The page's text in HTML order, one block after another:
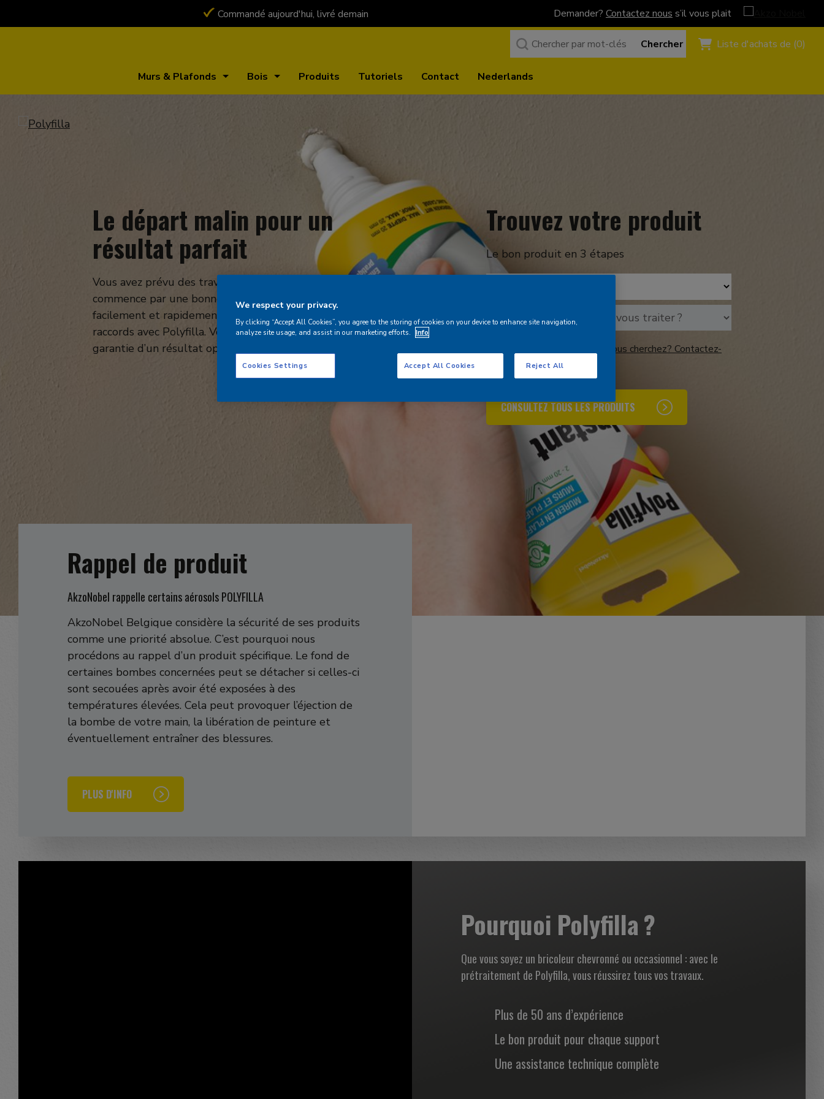
Commandé aujourd'hui, livré demain Payez en toute sécurité
Demander? Contactez nous s’il vous plait
Chercher Liste d'achats de (0)
Murs & Plafonds Bois Produits Tutoriels Contact Nederlands
Le départ malin pour un
résultat parfait
Vous avez prévu des travaux de peinture ? Tout
commence par une bonne préparation ! Éliminez
facilement et rapidement les trous, fissures ou
raccords avec Polyfilla. Vous aurez ainsi la
garantie d’un résultat optimal !
Trouvez votre produit
Le bon produit en 3 étapes
Vous ne trouvez pas ce que vous cherchez? Contactez-
CONSULTEZ TOUS LES PRODUITS
Rappel de produit
AkzoNobel rappelle certains aérosols POLYFILLA
AkzoNobel Belgique considère la sécurité de ses produits
comme une priorité absolue. C’est pourquoi nous
procédons au rappel d’un produit spécifique. Le fond de
certaines bombes concernées peut se détacher si celles-ci
sont secouées après avoir été exposées à des
températures élevées. Cela peut provoquer l’éjection de
la bombe de votre main, la libération de peinture et
éventuellement entraîner des blessures.
PLUS D'INFO
Pourquoi Polyfilla ?
Que vous soyez un bricoleur chevronné ou occasionnel : avec le
prétraitement de Polyfilla, vous réussirez tous vos travaux.
Plus de 50 ans d’expérience
Le bon produit pour chaque support
Une assistance technique complète
We respect your privacy.
By clicking “Accept All Cookies”, you agree to the storing of cookies on your device to enhance site navigation,
analyze site usage, and assist in our marketing efforts. Info
Cookies Settings Reject All
Accept All Cookies